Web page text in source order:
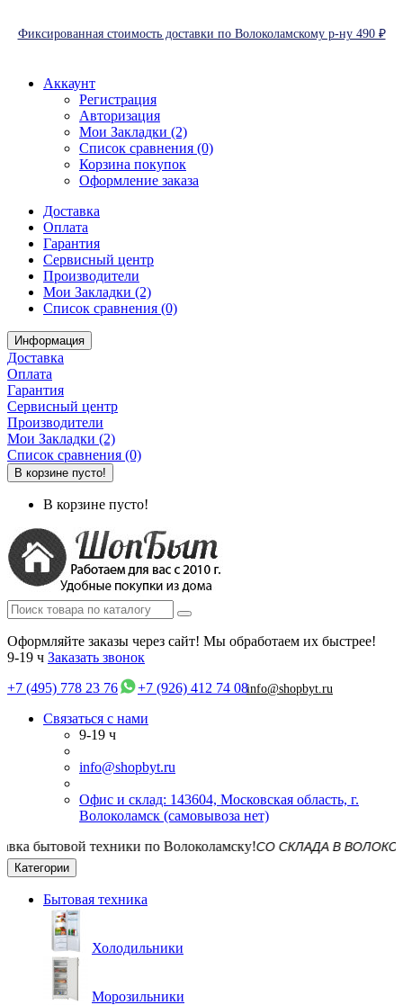
Фиксированная стоимость доставки по Волоколамскому р-ну 490 ₽
Аккаунт
Регистрация
Авторизация
Мои Закладки (2)
Список сравнения (0)
Корзина покупок
Оформление заказа
Доставка
Оплата
Гарантия
Сервисный центр
Производители
Мои Закладки (2)
Список сравнения (0)
Информация
Доставка
Оплата
Гарантия
Сервисный центр
Производители
Мои Закладки (2)
Список сравнения (0)
В корзине пусто!
В корзине пусто!
Оформляйте заказы через сайт! Мы обработаем их быстрее!
9-19 ч Заказать звонок
+7 (495) 778 23 76
+7 (926) 412 74 08info@shopbyt.ru
Связаться с нами
9-19 ч
info@shopbyt.ru
Офис и склад: 143604, Московская область, г.
Волоколамск (самовывоза нет)
СО СКЛАДА В
Категории
Бытовая техника
Холодильники
Морозильники